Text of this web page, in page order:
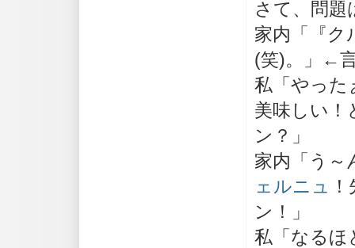
さて、問
家内「『ク
(笑)。」←
私「やった
美味しい！
ン？」
家内「う
ェルニュ
ン！」
私「なるほ